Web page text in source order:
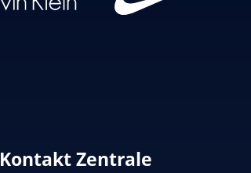
Kontakt Zentrale